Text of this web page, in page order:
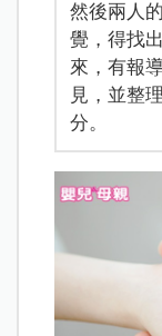
然後兩人
覺，得找
來，有報
見，並整
分。